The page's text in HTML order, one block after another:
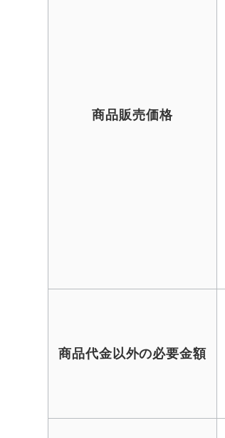
商品販売価格
商品代金以外の必要金額